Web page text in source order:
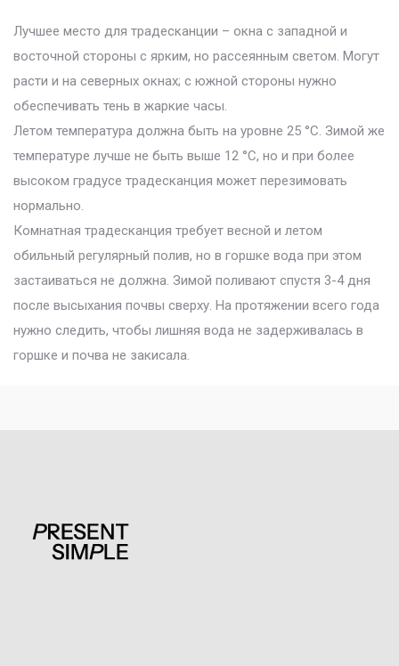
Лучшее место для традесканции – окна с западной и
восточной стороны с ярким, но рассеянным светом. Могут
расти и на северных окнах; с южной стороны нужно
обеспечивать тень в жаркие часы.
Летом температура должна быть на уровне 25 °C. Зимой же
температуре лучше не быть выше 12 °C, но и при более
высоком градусе традесканция может перезимовать
нормально.
Комнатная традесканция требует весной и летом
обильный регулярный полив, но в горшке вода при этом
застаиваться не должна. Зимой поливают спустя 3-4 дня
после высыхания почвы сверху. На протяжении всего года
нужно следить, чтобы лишняя вода не задерживалась в
горшке и почва не закисала.